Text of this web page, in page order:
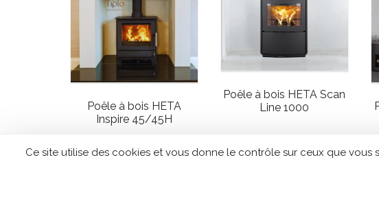
Ce site utilise des cookies et vous donne le contrôle sur ceux que vous
Poêle à bois HETA
Inspire 45/45H
Poêle à bois HETA Scan
Line 1000